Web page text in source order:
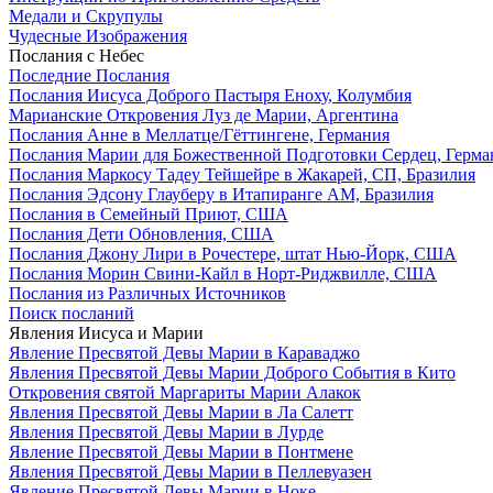
Медали и Скрупулы
Чудесные Изображения
Послания с Небес
Последние Послания
Послания Иисуса Доброго Пастыря Еноху, Колумбия
Марианские Откровения Луз де Марии, Аргентина
Послания Анне в Меллатце/Гёттингене, Германия
Послания Марии для Божественной Подготовки Сердец,
Послания Маркосу Тадеу Тейшейре в Жакарей, СП, Бразилия
Послания Эдсону Глауберу в Итапиранге AM, Бразилия
Послания в Семейный Приют, США
Послания Дети Обновления, США
Послания Джону Лири в Рочестере, штат Нью-Йорк, США
Послания Морин Свини-Кайл в Норт-Риджвилле, США
Послания из Различных Источников
Поиск посланий
Явления Иисуса и Марии
Явление Пресвятой Девы Марии в Караваджо
Явления Пресвятой Девы Марии Доброго События в Кито
Откровения святой Маргариты Марии Алакок
Явления Пресвятой Девы Марии в Ла Салетт
Явления Пресвятой Девы Марии в Лурде
Явление Пресвятой Девы Марии в Понтмене
Явления Пресвятой Девы Марии в Пеллевуазен